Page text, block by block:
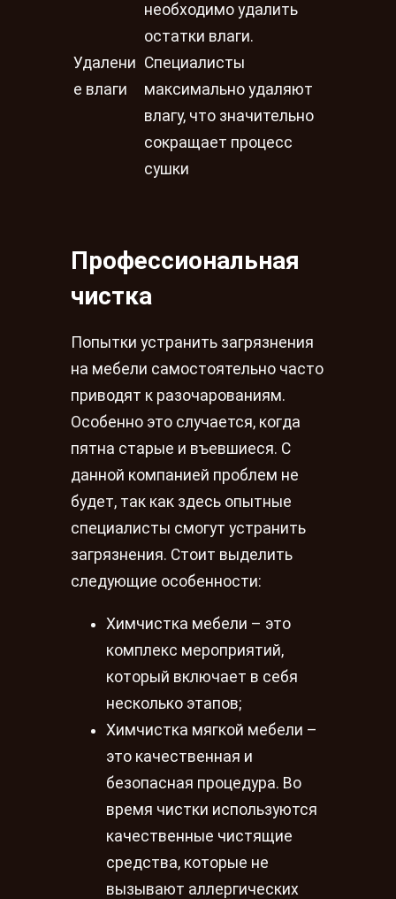
Удалени
е влаги
необходимо удалить
остатки влаги.
Специалисты
максимально удаляют
влагу, что значительно
сокращает процесс
сушки
Профессиональная
чистка
Попытки устранить загрязнения
на мебели самостоятельно часто
приводят к разочарованиям.
Особенно это случается, когда
пятна старые и въевшиеся. С
данной компанией проблем не
будет, так как здесь опытные
специалисты смогут устранить
загрязнения. Стоит выделить
следующие особенности:
Химчистка мебели – это
комплекс мероприятий,
который включает в себя
несколько этапов;
Химчистка мягкой мебели –
это качественная и
безопасная процедура. Во
время чистки используются
качественные чистящие
средства, которые не
вызывают аллергических